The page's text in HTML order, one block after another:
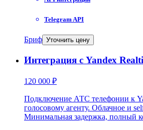
Telegram API
Бриф Уточнить цену
Интеграция с Yandex
120 000 ₽
Подключение АТС телефонии к
голосовому агенту. Облачное и
Минимальная задержка, полный